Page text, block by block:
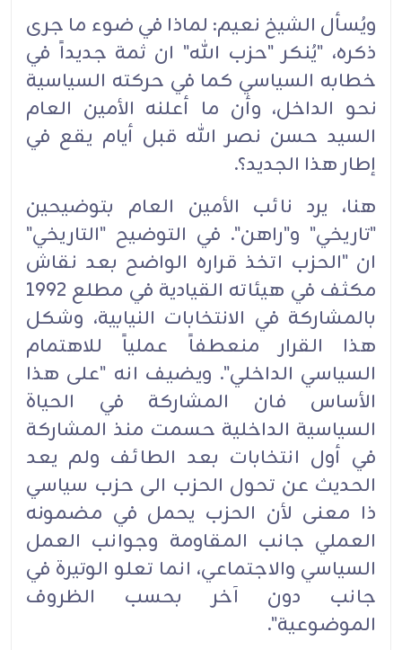
ويُسأل الشيخ نعيم: لماذا في ضوء ما جرى
ذكره، "يُنكر "حزب الله" ان ثمة جديداً في
خطابه السياسي كما في حركته السياسية
نحو الداخل، وأن ما أعلنه الأمين العام
السيد حسن نصر الله قبل أيام يقع في
إطار هذا الجديد؟.‏
هنا، يرد نائب الأمين العام بتوضيحين
"تاريخي" و"راهن". في التوضيح "التاريخي"
ان "الحزب اتخذ قراره الواضح بعد نقاش
مكثف في هيئاته القيادية في مطلع 1992
بالمشاركة في الانتخابات النيابية، وشكل
هذا القرار منعطفاً عملياً للاهتمام
السياسي الداخلي". ويضيف انه "على هذا
الأساس فان المشاركة في الحياة
السياسية الداخلية حسمت منذ المشاركة
في أول انتخابات بعد الطائف ولم يعد
الحديث عن تحول الحزب الى حزب سياسي
ذا معنى لأن الحزب يحمل في مضمونه
العملي جانب المقاومة وجوانب العمل
السياسي والاجتماعي، انما تعلو الوتيرة في
جانب دون آخر بحسب الظروف
الموضوعية".‏